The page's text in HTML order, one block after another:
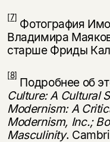
[7] Фотография
Владимира
старше Фриды
[8] Подробнее об
Culture: A Cultural
Modernism: A
Modernism, Inc.;
Masculinity.